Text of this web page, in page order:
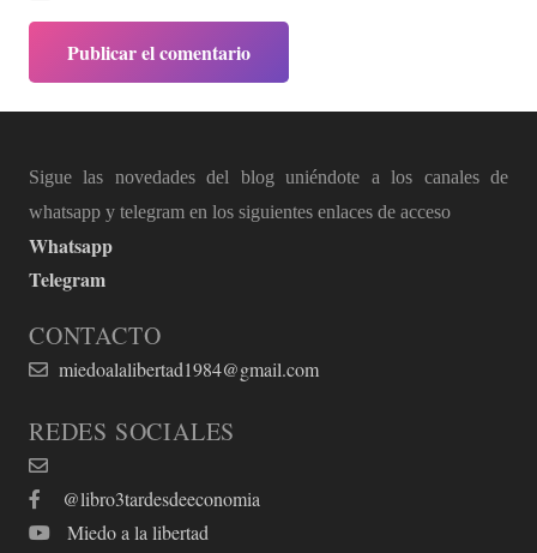
Publicar el comentario
Sigue las novedades del blog uniéndote a los canales de
whatsapp y telegram en los siguientes enlaces de acceso
Whatsapp
Telegram
CONTACTO
miedoalalibertad1984@gmail.com
REDES SOCIALES
@libro3tardesdeeconomia
Miedo a la libertad